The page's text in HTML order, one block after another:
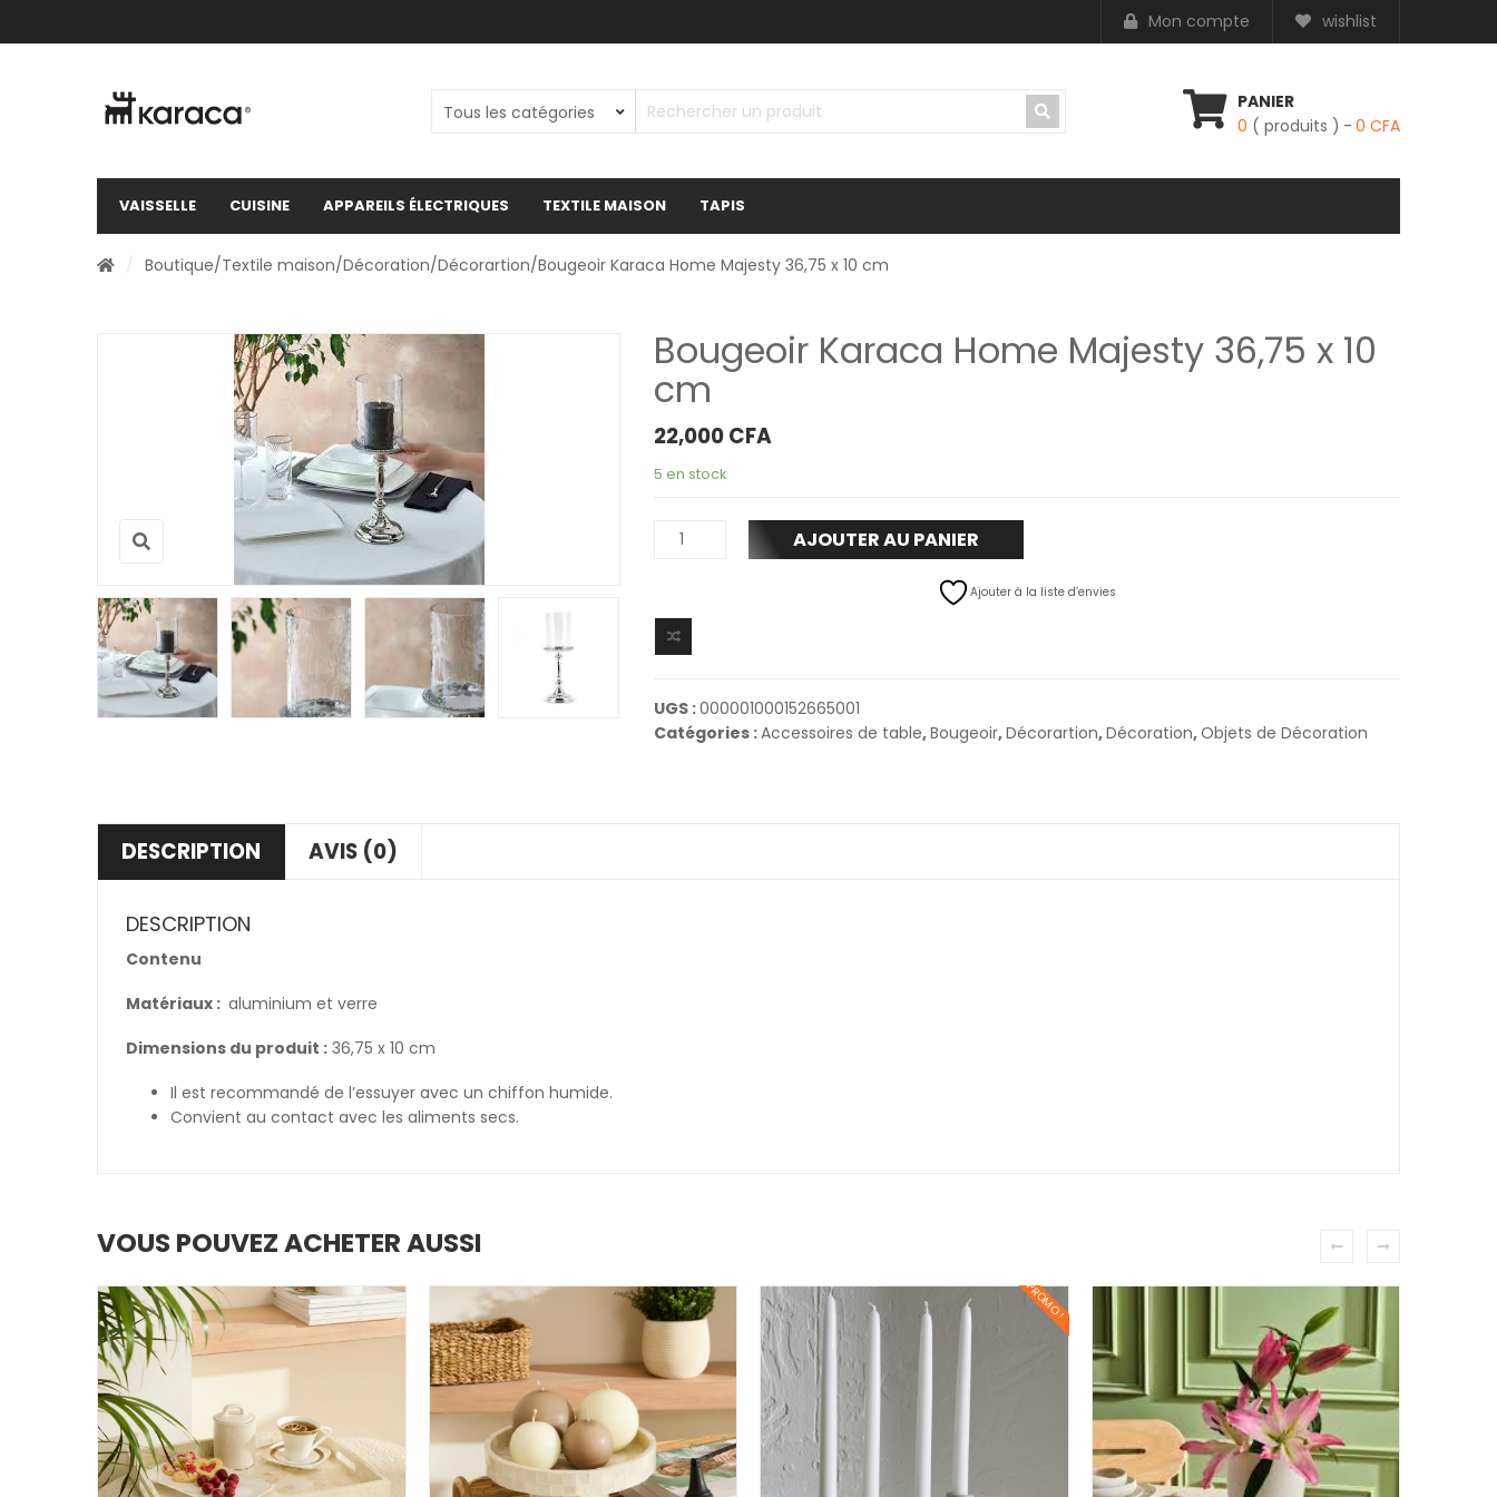
Mon compte wishlist
PANIER
0 ( produits ) 0 CFA
VAISSELLE CUISINE APPAREILS ÉLECTRIQUES TEXTILE MAISON TAPIS
Boutique/Textile maison/Décoration/Décorartion/Bougeoir Karaca Home Majesty 36,75 x 10 cm
Bougeoir Karaca Home Majesty 36,75 x 10
cm
22,000CFA
5 en stock
AJOUTER AU PANIER
Ajouter à la liste d’envies
UGS :000001000152665001
Catégories :Accessoires de table,Bougeoir,Décorartion,Décoration,Objets de Décoration
DESCRIPTION AVIS (0)
DESCRIPTION
Contenu
Matériaux : aluminium et verre
Dimensions du produit : 36,75 x 10 cm
Il est recommandé de l’essuyer avec un chiffon humide.
Convient au contact avec les aliments secs.
VOUS POUVEZ ACHETER AUSSI
PROMO !